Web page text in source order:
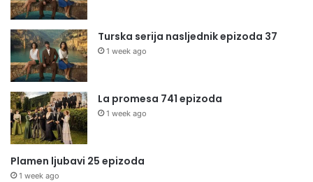
Turska serija nasljednik epizoda 37
1 week ago
La promesa 741 epizoda
1 week ago
Plamen ljubavi 25 epizoda
1 week ago